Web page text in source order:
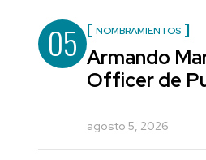
05 NOMBRAMIENTOS
Armando
Officer de
agosto 5, 2026